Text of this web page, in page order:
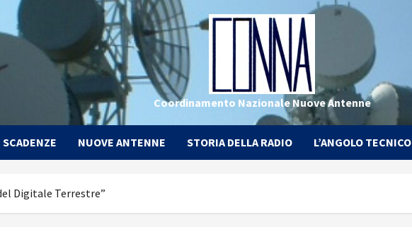
Coordinamento Nazionale Nuove Antenne
SCADENZE NUOVE ANTENNE STORIA DELLA RADIO L’ANGOLO TECNICO
Digitale Terrestre”